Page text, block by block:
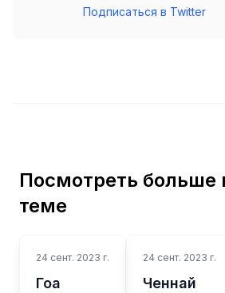
Подписаться в Twitter
Посмотреть больше
теме
24 сент. 2023 г.
Гоа
24 сент. 2023 г.
Ченнай